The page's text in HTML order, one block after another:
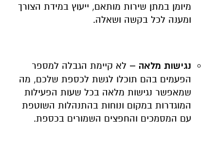
מיומן במתן שירות מותאם, ייעוץ במידת הצורך
ומענה לכל בקשה ושאלה.
נגישות מלאה – לא קיימת הגבלה למספר
הפעמים בהם תוכלו לגשת לכספת שלכם, מה
שמאפשר נגישות מלאה בכל שעות הפעילות
המוגדרות במקום ונוחות בהתנהלות השוטפת
עם המסמכים והחפצים השמורים בכספת.